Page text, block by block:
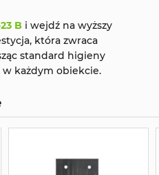
B i wejdź na wyższy
która zwraca
standard higieny
każdym obiekcie.